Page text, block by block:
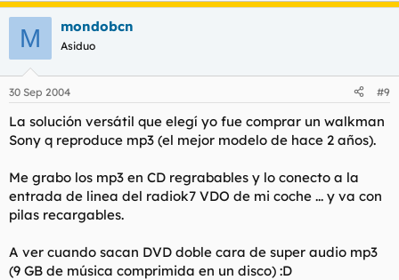
M mondobcn
Asiduo
30 Sep 2004 #9
La solución versátil que elegí yo fue comprar un walkman
Sony q reproduce mp3 (el mejor modelo de hace 2 años).
Me grabo los mp3 en CD regrabables y lo conecto a la
entrada de linea del radiok7 VDO de mi coche ... y va con
pilas recargables.
A ver cuando sacan DVD doble cara de super audio mp3
(9 GB de música comprimida en un disco) :D